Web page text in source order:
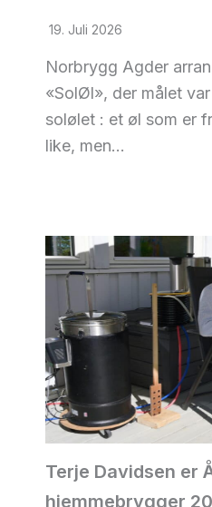
19. Juli 2026
Norbrygg Agder
«SolØl», der målet
solølet : et øl som er
like, men…
Terje Davidsen er
hjemmebrygger